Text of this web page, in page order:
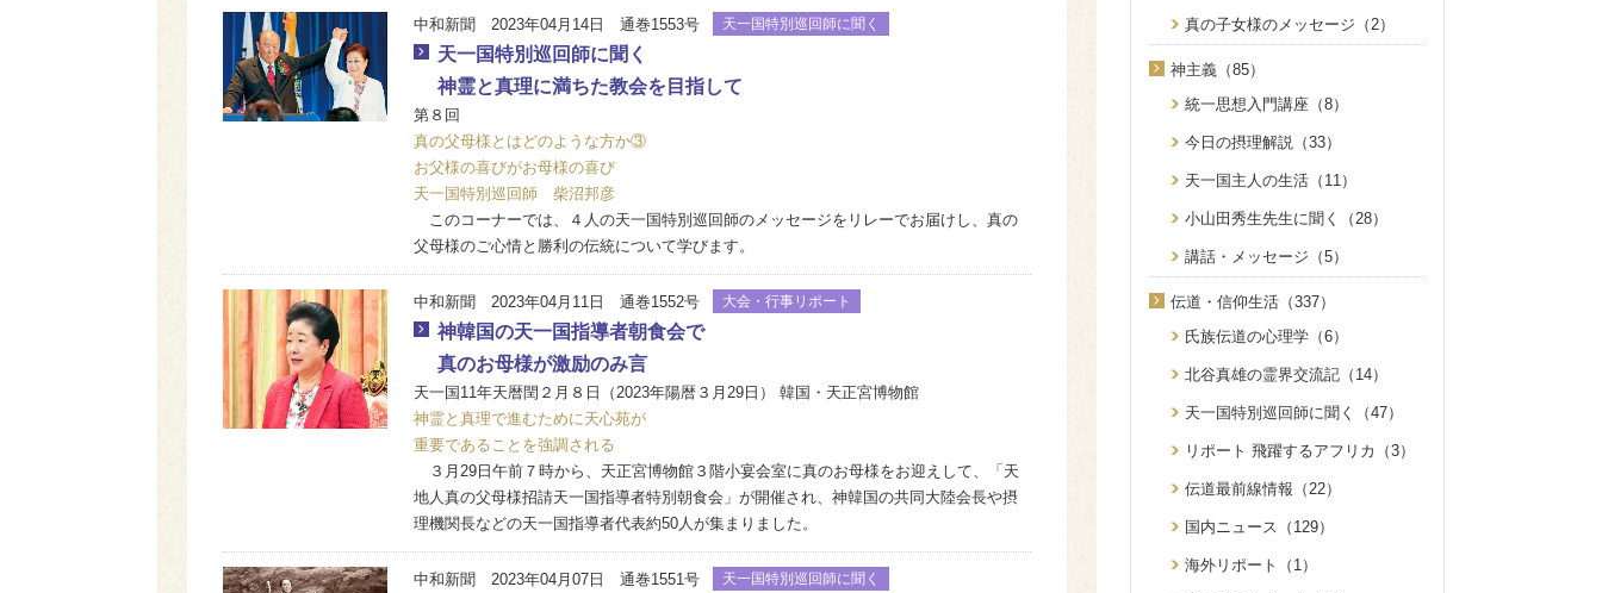
中和新聞 2023年04月14日 通巻1553号 天一国特別巡回師に聞く
天一国特別巡回師に聞く
神霊と真理に満ちた教会を目指して
第８回
真の父母様とはどのような方か③
お父様の喜びがお母様の喜び
天一国特別巡回師 柴沼邦彦
このコーナーでは、４人の天一国特別巡回師のメッセージをリレーでお届けし、真の
父母様のご心情と勝利の伝統について学びます。
中和新聞 2023年04月11日 通巻1552号 大会・行事リポート
神韓国の天一国指導者朝食会で
真のお母様が激励のみ言
天一国11年天暦閏２月８日（2023年陽暦３月29日） 韓国・天正宮博物館
神霊と真理で進むために天心苑が
重要であることを強調される
３月29日午前７時から、天正宮博物館３階小宴会室に真のお母様をお迎えして、「天
地人真の父母様招請天一国指導者特別朝食会」が開催され、神韓国の共同大陸会長や摂
理機関長などの天一国指導者代表約50人が集まりました。
中和新聞 2023年04月07日 通巻1551号 天一国特別巡回師に聞く
真の子女様のメッセージ（2）
神主義（85）
統一思想入門講座（8）
今日の摂理解説（33）
天一国主人の生活（11）
小山田秀生先生に聞く（28）
講話・メッセージ（5）
伝道・信仰生活（337）
氏族伝道の心理学（6）
北谷真雄の霊界交流記（14）
天一国特別巡回師に聞く（47）
リポート 飛躍するアフリカ（3）
伝道最前線情報（22）
国内ニュース（129）
海外リポート（1）